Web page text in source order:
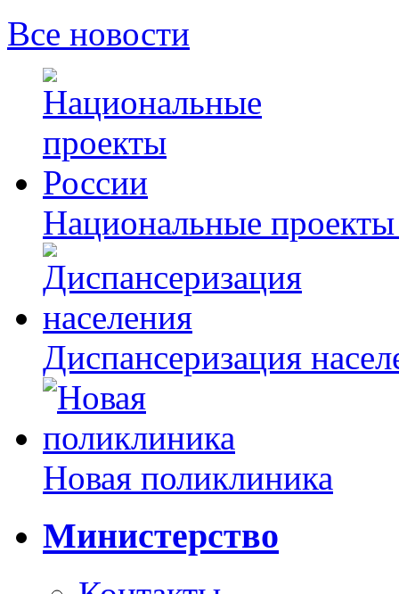
Все новости
Национальные
Диспансеризация
Новая поликлиника
Министерство